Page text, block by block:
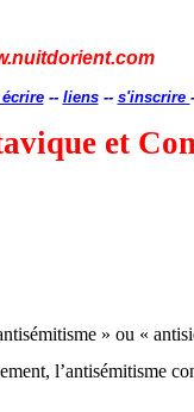
-- liens-- s'inscrire
et
» ou «
l’antisémitisme